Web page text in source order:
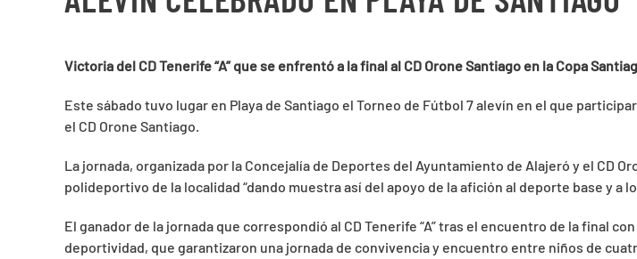
Victoria del CD Tenerife “A” que se enfrentó a la final al CD Orone Santiago en la Copa
Este sábado tuvo lugar en Playa de Santiago el Torneo de Fútbol 7 alevín en el que
el CD Orone Santiago.
La jornada, organizada por la Concejalía de Deportes del Ayuntamiento de Alajeró y el CD
polideportivo de la localidad “dando muestra así del apoyo de la afición al deporte base y
El ganador de la jornada que correspondió al CD Tenerife “A” tras el encuentro de la final
deportividad, que garantizaron una jornada de convivencia y encuentro entre niños de